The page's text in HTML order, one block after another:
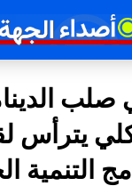
صلب
يترأس
التنمية